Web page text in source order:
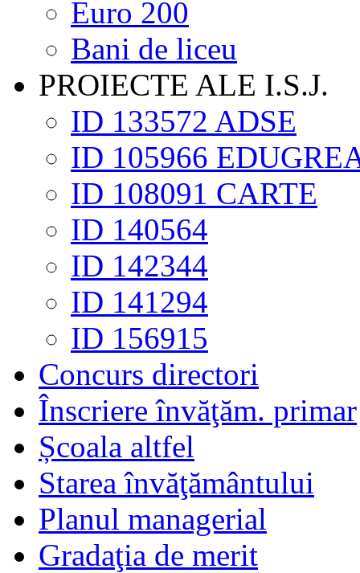
Euro 200
Bani de liceu
PROIECTE ALE I.S.J.
ID 133572 ADSE
ID 105966
ID 108091 CARTE
ID 140564
ID 142344
ID 141294
ID 156915
Concurs directori
Înscriere învăţăm. primar
Școala altfel
Starea învăţământului
Planul managerial
Gradaţia de merit